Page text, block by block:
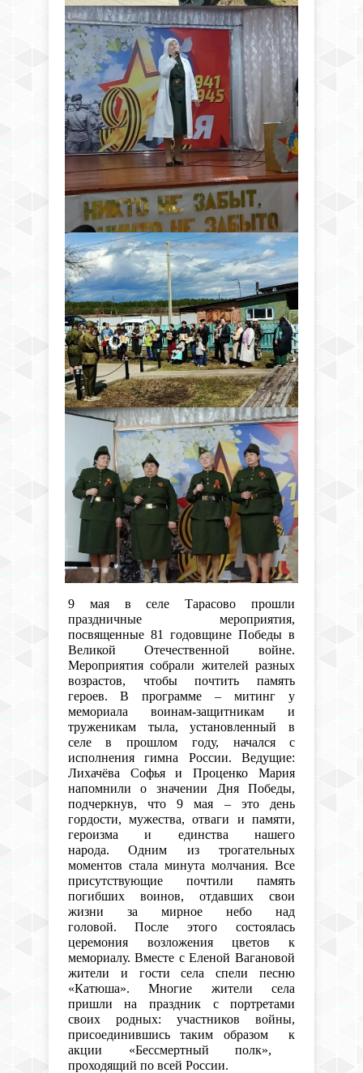
9 мая вселеТарасово прошли
праздничные мероприятия,
посвященные 81годовщине Победы в
Великой Отечественной войне.
Мероприятия собрали жителей разных
возрастов, чтобы почтить память
героев.
В программе – митинг у
мемориала воинам-защитникам и
труженикамтыла, установленный в
селе в прошлом году, начался с
исполнения гимна России. Ведущие:
Лихачёва Софья и Проценко Мария
напомнили о значении Дня Победы,
подчеркнув, что 9 мая – это день
гордости, мужества, отваги и памяти,
героизма и единства нашего
народа.
Одним из трогательных
моментов стала минута молчания. Все
присутствующиепочтили память
погибших воинов, отдавших свои
жизни за мирное небо над
головой.
После этого состоялась
церемониявозложенияцветов
к
мемориалу. Вместе с Еленой Вагановой
жители и гости села спели песню
«Катюша».Многие жители села
пришлина праздник с портретами
своих родных: участников войны,
присоединившисьтаким образом к
акции «Бессмертный полк»,
проходящий по всей России.